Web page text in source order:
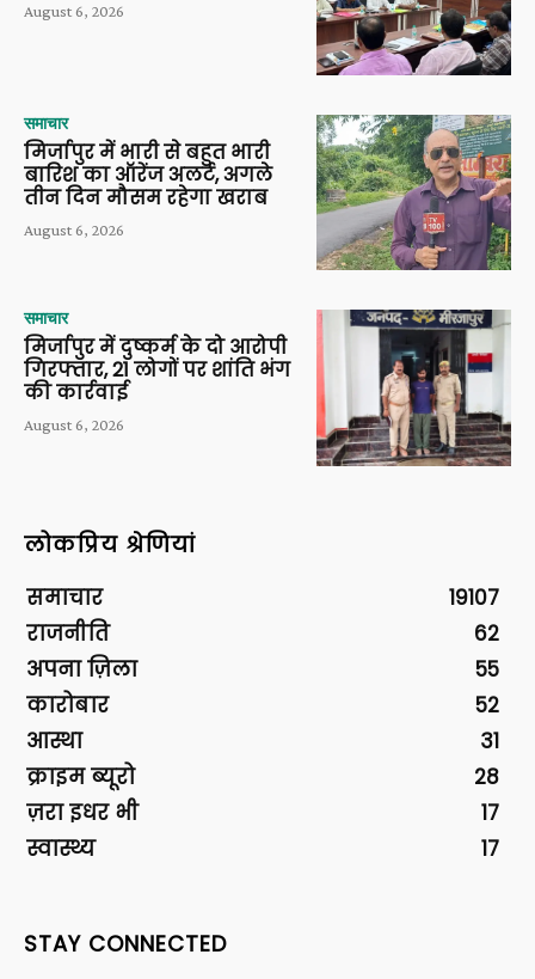
August 6, 2026
समाचार
मिर्जापुर में भारी से बहुत भारी
बारिश का ऑरेंज अलर्ट, अगले
तीन दिन मौसम रहेगा खराब
August 6, 2026
समाचार
मिर्जापुर में दुष्कर्म के दो आरोपी
गिरफ्तार, 21 लोगों पर शांति भंग
की कार्रवाई
August 6, 2026
लोकप्रिय श्रेणियां
समाचार
19107
राजनीति
62
अपना ज़िला
55
कारोबार
52
आस्था
31
क्राइम ब्यूरो
28
ज़रा इधर भी
17
स्वास्थ्य
17
STAY CONNECTED